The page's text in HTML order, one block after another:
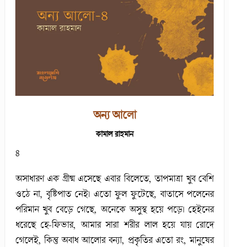
অন্য আলো
কামাল রাহমান
৪
অসাধারণ এক গ্রীষ্ম এসেছে এবার বিলেতে, তাপমাত্রা খুব বেশি
ওঠে না, বৃষ্টিপাত নেই। এতো ফুল ফুটেছে, বাতাসে পলেনের
পরিমান খুব বেড়ে গেছে, অনেকে অসুস্থ হয়ে পড়ে। হেইনের
ধরেছে হে-ফিভার, আমার সারা শরীর লাল হয়ে যায় রোদে
গেলেই, কিন্তু অবাধ আলোর বন্যা, প্রকৃতির এতো রং, মানুষের